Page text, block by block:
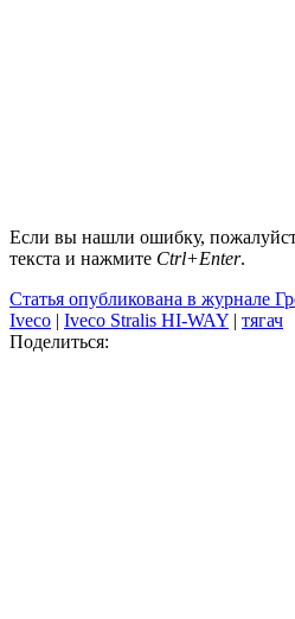
Если вы нашли ошибку,
текста и нажмите Ctrl+Enter.
Статья опубликована в журнале
Iveco | Iveco Stralis HI-WAY | тягач
Поделиться: